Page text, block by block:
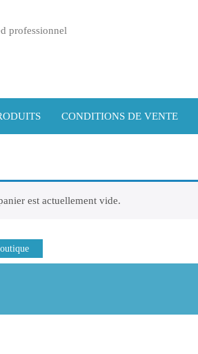
CONDITIONS DE VENTE
est actuellement vide.